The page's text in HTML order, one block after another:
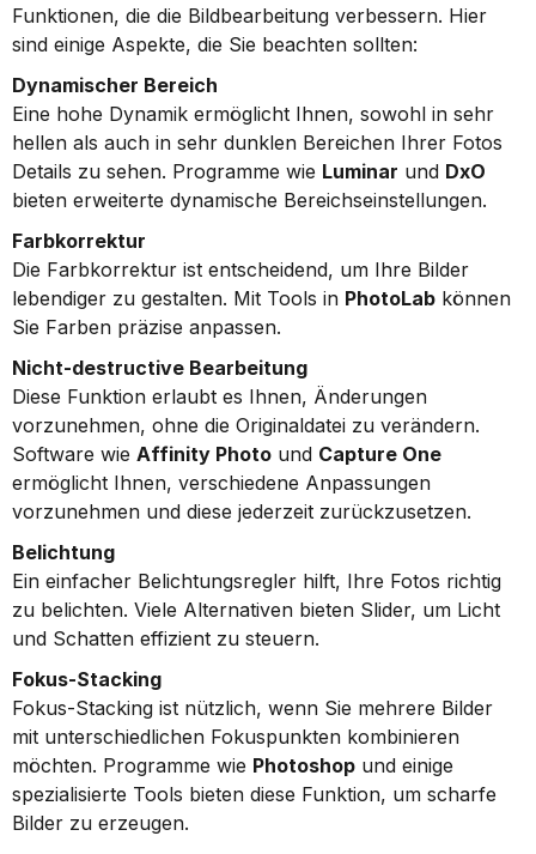
Funktionen, die die Bildbearbeitung verbessern. Hier
sind einige Aspekte, die Sie beachten sollten:
Dynamischer Bereich
Eine hohe Dynamik ermöglicht Ihnen, sowohl in sehr
hellen als auch in sehr dunklen Bereichen Ihrer Fotos
Details zu sehen. Programme wie Luminar und DxO
bieten erweiterte dynamische Bereichseinstellungen.
Farbkorrektur
Die Farbkorrektur ist entscheidend, um Ihre Bilder
lebendiger zu gestalten. Mit Tools in PhotoLab können
Sie Farben präzise anpassen.
Nicht-destructive Bearbeitung
Diese Funktion erlaubt es Ihnen, Änderungen
vorzunehmen, ohne die Originaldatei zu verändern.
Software wie Affinity Photo und Capture One
ermöglicht Ihnen, verschiedene Anpassungen
vorzunehmen und diese jederzeit zurückzusetzen.
Belichtung
Ein einfacher Belichtungsregler hilft, Ihre Fotos richtig
zu belichten. Viele Alternativen bieten Slider, um Licht
und Schatten effizient zu steuern.
Fokus-Stacking
Fokus-Stacking ist nützlich, wenn Sie mehrere Bilder
mit unterschiedlichen Fokuspunkten kombinieren
möchten. Programme wie Photoshop und einige
spezialisierte Tools bieten diese Funktion, um scharfe
Bilder zu erzeugen.